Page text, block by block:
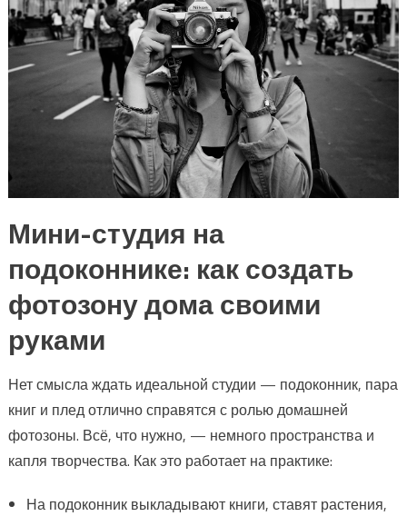
Мини-студия на
подоконнике: как создать
фотозону дома своими
руками
Нет смысла ждать идеальной студии — подоконник, пара
книг и плед отлично справятся с ролью домашней
фотозоны. Всё, что нужно, — немного пространства и
капля творчества. Как это работает на практике:
На подоконник выкладывают книги, ставят растения,